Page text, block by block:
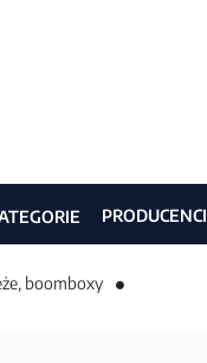
PRODUCENCI
boomboxy